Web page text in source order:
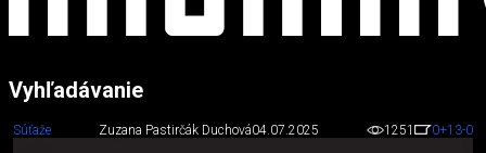
Vyhľadávanie
Súťaže Zuzana Pastirčák Duchová04.07.2025 1251 0+13-0